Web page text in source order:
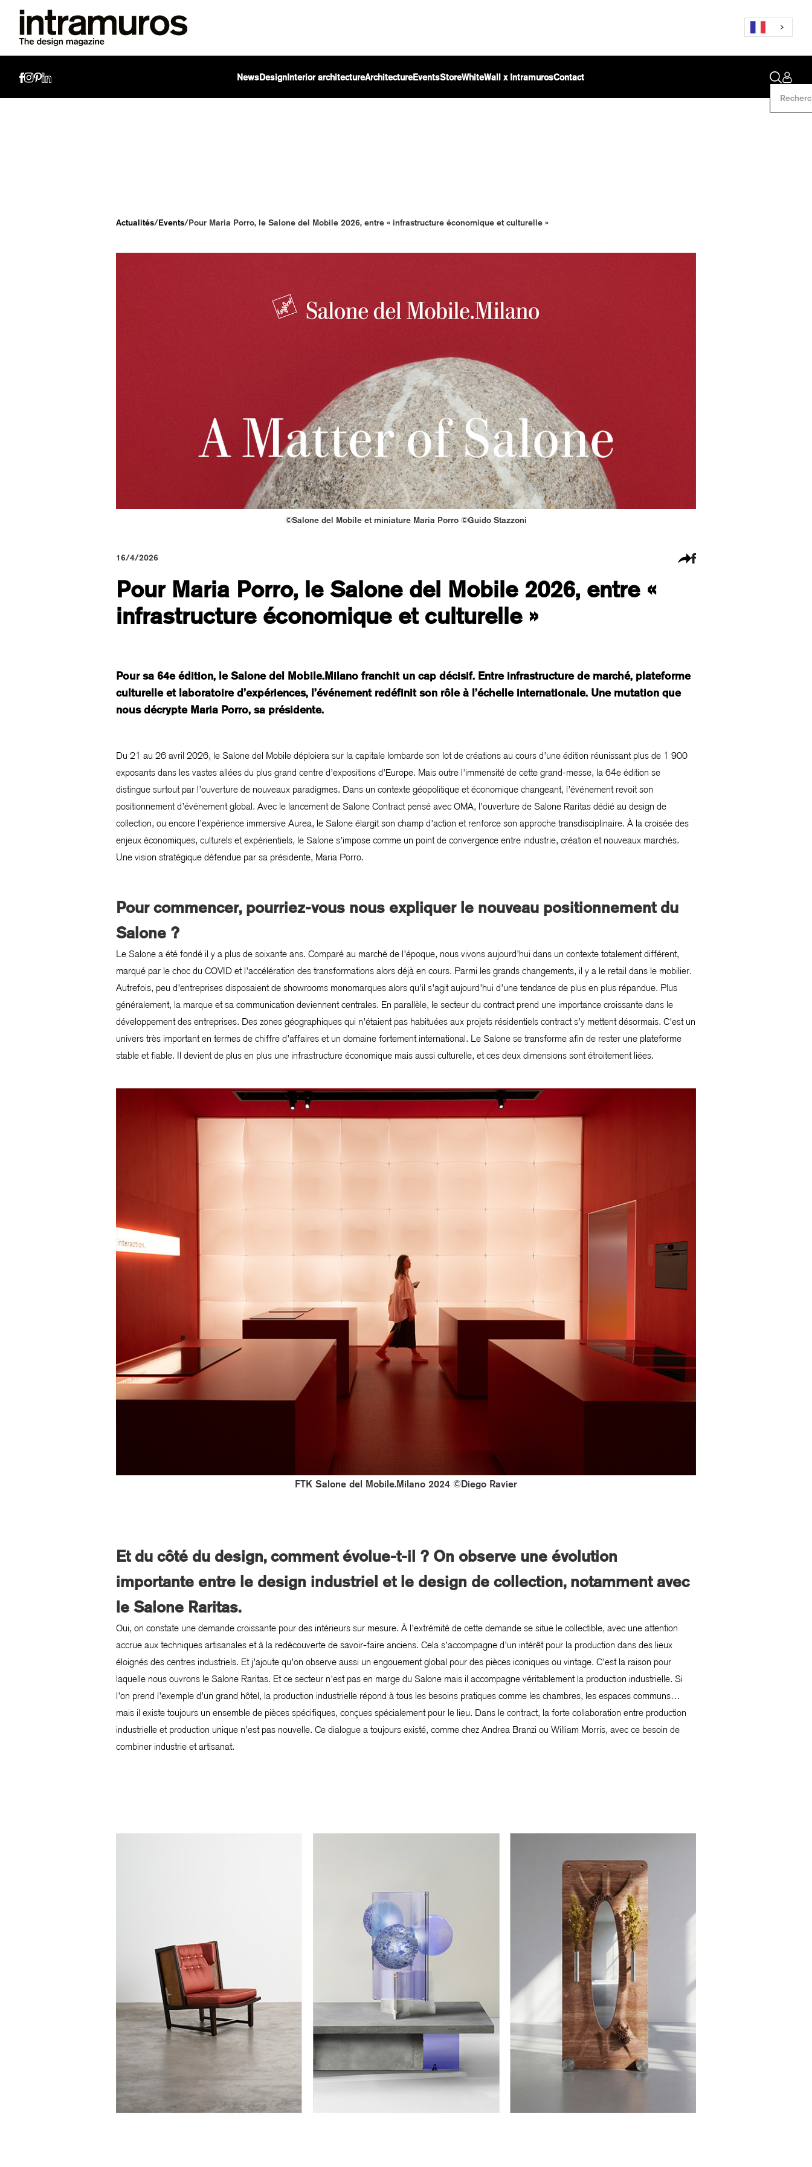
NewsDesignInterior architectureArchitectureEventsStoreWhiteWall x IntramurosContact
Actualités/Events/Pour Maria Porro, le Salone del Mobile 2026, entre « infrastructure économique et culturelle »
©Salone del Mobile et miniature Maria Porro ©Guido Stazzoni
16/4/2026
Pour Maria Porro, le Salone del Mobile 2026, entre «
infrastructure économique et culturelle »
Pour sa 64e édition, le Salone del Mobile.Milano franchit un cap décisif. Entre infrastructure de marché, plateforme
culturelle et laboratoire d’expériences, l’événement redéfinit son rôle à l’échelle internationale. Une mutation que
nous décrypte Maria Porro, sa présidente.
Du 21 au 26 avril 2026, le Salone del Mobile déploiera sur la capitale lombarde son lot de créations au cours d’une édition réunissant plus de 1 900
exposants dans les vastes allées du plus grand centre d’expositions d’Europe. Mais outre l'immensité de cette grand-messe, la 64e édition se
distingue surtout par l’ouverture de nouveaux paradigmes. Dans un contexte géopolitique et économique changeant, l’événement revoit son
positionnement d’événement global. Avec le lancement de Salone Contract pensé avec OMA, l’ouverture de Salone Raritas dédié au design de
collection, ou encore l’expérience immersive Aurea, le Salone élargit son champ d’action et renforce son approche transdisciplinaire. À la croisée des
enjeux économiques, culturels et expérientiels, le Salone s’impose comme un point de convergence entre industrie, création et nouveaux marchés.
Une vision stratégique défendue par sa présidente, Maria Porro.
Pour commencer, pourriez-vous nous expliquer le nouveau positionnement du
Salone ?
Le Salone a été fondé il y a plus de soixante ans. Comparé au marché de l’époque, nous vivons aujourd’hui dans un contexte totalement différent,
marqué par le choc du COVID et l’accélération des transformations alors déjà en cours. Parmi les grands changements, il y a le retail dans le mobilier.
Autrefois, peu d’entreprises disposaient de showrooms monomarques alors qu’il s’agit aujourd’hui d’une tendance de plus en plus répandue. Plus
généralement, la marque et sa communication deviennent centrales. En parallèle, le secteur du contract prend une importance croissante dans le
développement des entreprises. Des zones géographiques qui n’étaient pas habituées aux projets résidentiels contract s’y mettent désormais. C’est un
univers très important en termes de chiffre d’affaires et un domaine fortement international. Le Salone se transforme afin de rester une plateforme
stable et fiable. Il devient de plus en plus une infrastructure économique mais aussi culturelle, et ces deux dimensions sont étroitement liées.
FTK Salone del Mobile.Milano 2024 ©Diego Ravier
Et du côté du design, comment évolue-t-il ? On observe une évolution
importante entre le design industriel et le design de collection, notamment avec
le Salone Raritas.
Oui, on constate une demande croissante pour des intérieurs sur mesure. À l’extrémité de cette demande se situe le collectible, avec une attention
accrue aux techniques artisanales et à la redécouverte de savoir-faire anciens. Cela s’accompagne d’un intérêt pour la production dans des lieux
éloignés des centres industriels. Et j’ajoute qu’on observe aussi un engouement global pour des pièces iconiques ou vintage. C’est la raison pour
laquelle nous ouvrons le Salone Raritas. Et ce secteur n'est pas en marge du Salone mais il accompagne véritablement la production industrielle. Si
l’on prend l’exemple d’un grand hôtel, la production industrielle répond à tous les besoins pratiques comme les chambres, les espaces communs…
mais il existe toujours un ensemble de pièces spécifiques, conçues spécialement pour le lieu. Dans le contract, la forte collaboration entre production
industrielle et production unique n’est pas nouvelle. Ce dialogue a toujours existé, comme chez Andrea Branzi ou William Morris, avec ce besoin de
combiner industrie et artisanat.